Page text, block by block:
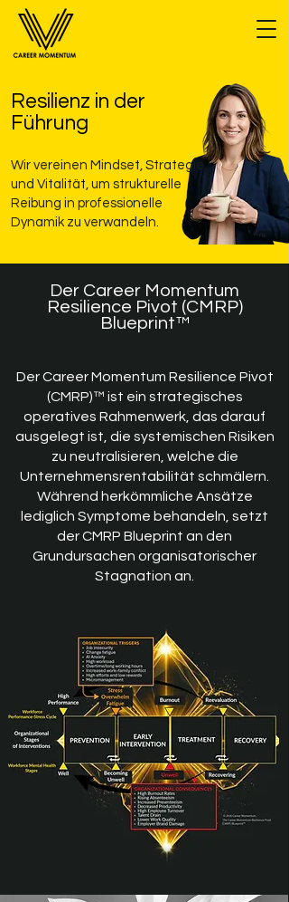
Resilienz in der
Führung
Wir vereinen Mindset, Strategie
und Vitalität, um strukturelle
Reibung in professionelle
Dynamik zu verwandeln.
Der Career Momentum
Resilience Pivot (CMRP)
Blueprint™
Der Career Momentum Resilience Pivot
(CMRP)™ ist ein strategisches
operatives Rahmenwerk, das darauf
ausgelegt ist, die systemischen Risiken
zu neutralisieren, welche die
Unternehmensrentabilität schmälern.
Während herkömmliche Ansätze
lediglich Symptome behandeln, setzt
der CMRP Blueprint an den
Grundursachen organisatorischer
Stagnation an.